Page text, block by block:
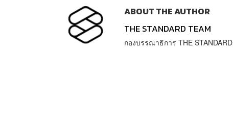
ABOUT THE AUTHOR
THE STANDARD TEAM
กองบรรณาธิการ THE STANDARD